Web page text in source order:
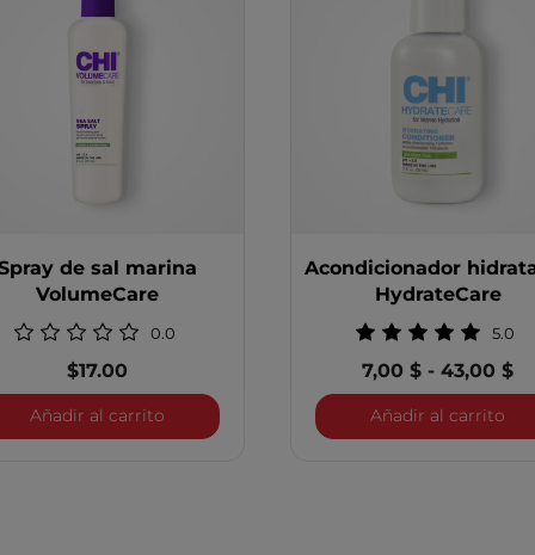
VolumeCare
de sal marina
VolumeCare
0.0
$17.00
Añadir al carritoSpray de sal marina VolumeCare
Acondicionador
HydrateCare
5.0
7,00 $ -43,00 $
Añadir al carrito